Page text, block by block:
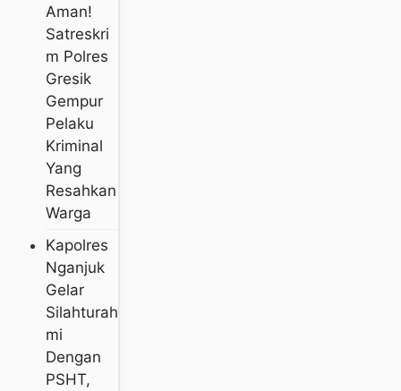
Aman!
Satreskri
M Polres
Gresik
Gempur
Pelaku
Kriminal
Yang
Resahkan
Warga
Kapolres
Nganjuk
Gelar
Silahturah
Mi
Dengan
PSHT,